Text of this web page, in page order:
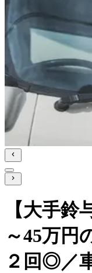
【大手鈴
～45万円
２回◎／